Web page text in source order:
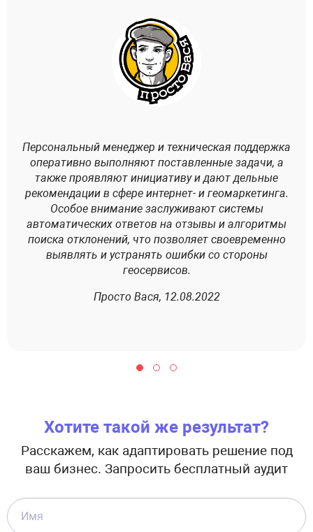
Персональный менеджер и техническая поддержка
оперативно выполняют поставленные задачи, а
также проявляют инициативу и дают дельные
рекомендации в сфере интернет- и геомаркетинга.
Особое внимание заслуживают системы
автоматических ответов на отзывы и алгоритмы
поиска отклонений, что позволяет своевременно
выявлять и устранять ошибки со стороны
геосервисов.
Просто Вася, 12.08.2022
Хотите такой же результат?
Расскажем, как адаптировать решение под
ваш бизнес. Запросить бесплатный аудит